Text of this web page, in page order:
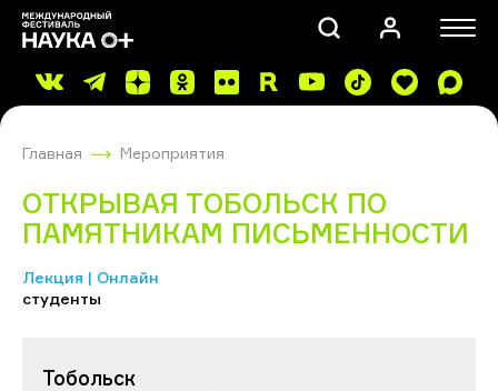
Главная Мероприятия
ОТКРЫВАЯ ТОБОЛЬСК ПО
ПАМЯТНИКАМ ПИСЬМЕННОСТИ
Лекция | Онлайн
студенты
Тобольск